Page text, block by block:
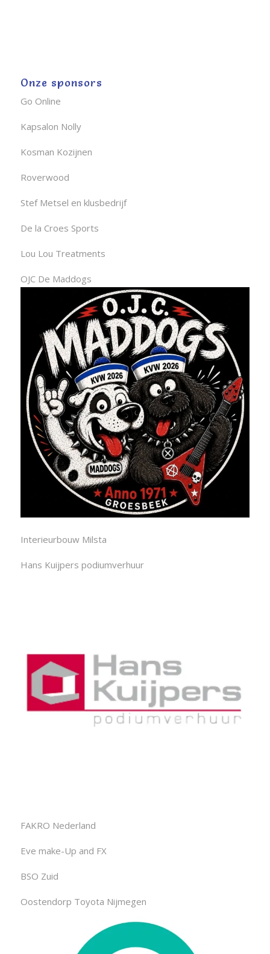
Onze sponsors
Go Online
Kapsalon Nolly
Kosman Kozijnen
Roverwood
Stef Metsel en klusbedrijf
De la Croes Sports
Lou Lou Treatments
OJC De Maddogs
Interieurbouw Milsta
Hans Kuijpers podiumverhuur
FAKRO Nederland
Eve make-Up and FX
BSO Zuid
Oostendorp Toyota Nijmegen